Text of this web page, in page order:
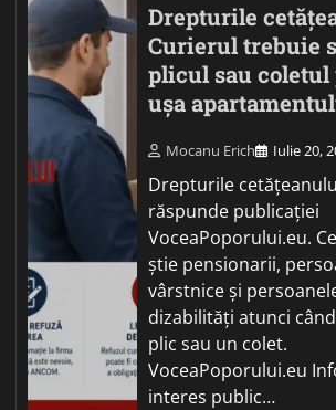
Drepturile
Curierul trebuie
plicul sau coletul
ușa
Mocanu Erich Iulie 20,
Drepturile
răspunde publicației
VoceaPoporului.eu.
știe pensionarii,
vârstnice și
dizabilități atunci
plic sau un colet.
VoceaPoporului.eu
interes public…